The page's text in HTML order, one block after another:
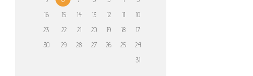
10
11
12
13
14
15
16
17
18
19
20
21
22
23
24
25
26
27
28
29
30
31